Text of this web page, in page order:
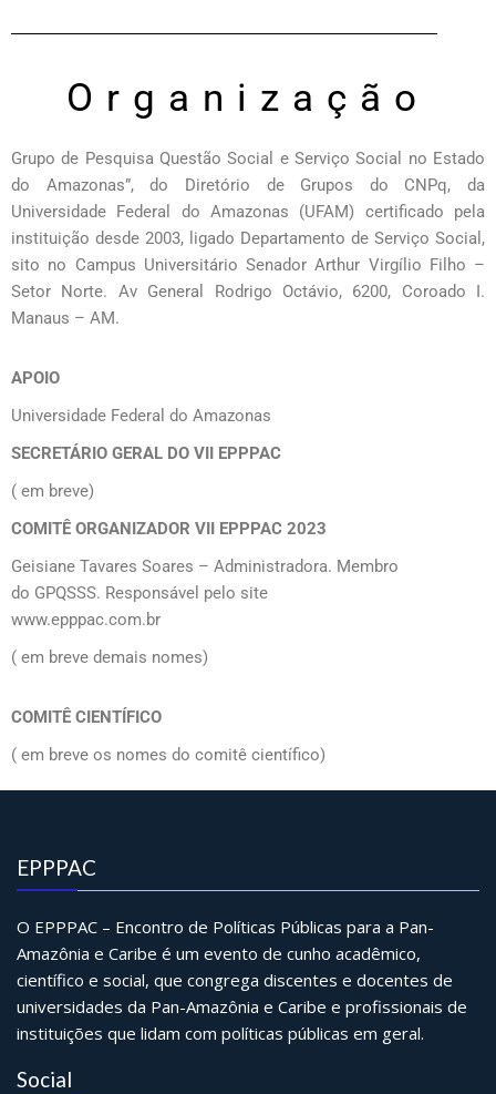
Organização
Grupo de Pesquisa Questão Social e Serviço Social no Estado
do Amazonas”, do Diretório de Grupos do CNPq, da
Universidade Federal do Amazonas (UFAM) certificado pela
instituição desde 2003, ligado Departamento de Serviço Social,
sito no Campus Universitário Senador Arthur Virgílio Filho –
Setor Norte. Av General Rodrigo Octávio, 6200, Coroado I.
Manaus – AM.
APOIO
Universidade Federal do Amazonas
SECRETÁRIO GERAL DO VII EPPPAC
( em breve)
COMITÊ ORGANIZADOR VII EPPPAC 2023
Geisiane Tavares Soares – Administradora. Membro
do GPQSSS. Responsável pelo site
www.epppac.com.br
( em breve demais nomes)
COMITÊ CIENTÍFICO
( em breve os nomes do comitê científico)
EPPPAC
O EPPPAC – Encontro de Políticas Públicas para a Pan-
Amazônia e Caribe é um evento de cunho acadêmico,
científico e social, que congrega discentes e docentes de
universidades da Pan-Amazônia e Caribe e profissionais de
instituições que lidam com políticas públicas em geral.
Social